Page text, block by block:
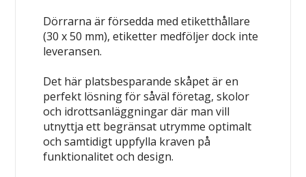
Dörrarna är försedda med etiketthållare
(30 x 50 mm), etiketter medföljer dock inte
leveransen.
Det här platsbesparande skåpet är en
perfekt lösning för såväl företag, skolor
och idrottsanläggningar där man vill
utnyttja ett begränsat utrymme optimalt
och samtidigt uppfylla kraven på
funktionalitet och design.